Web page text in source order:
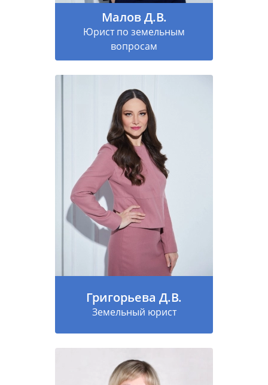
Малов Д.В.
Юрист по земельным
вопросам
Григорьева Д.В.
Земельный юрист